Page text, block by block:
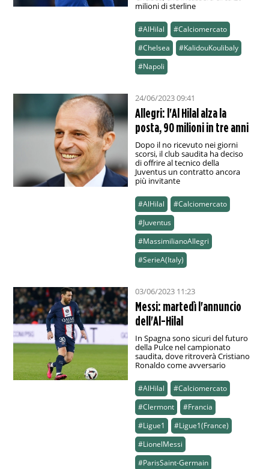
milioni di sterline
#AlHilal
#Calciomercato
#Chelsea
#KalidouKoulibaly
#Napoli
24/06/2023 09:41
Allegri: l'Al Hilal alza la
posta, 90 milioni in tre anni
Dopo il no ricevuto nei giorni
scorsi, il club saudita ha deciso
di offrire al tecnico della
Juventus un contratto ancora
più invitante
#AlHilal
#Calciomercato
#Juventus
#MassimilianoAllegri
#SerieA(Italy)
03/06/2023 11:23
Messi: martedì l'annuncio
dell'Al-Hilal
In Spagna sono sicuri del futuro
della Pulce nel campionato
saudita, dove ritroverà Cristiano
Ronaldo come avversario
#AlHilal
#Calciomercato
#Clermont
#Francia
#Ligue1
#Ligue1(France)
#LionelMessi
#ParisSaint-Germain